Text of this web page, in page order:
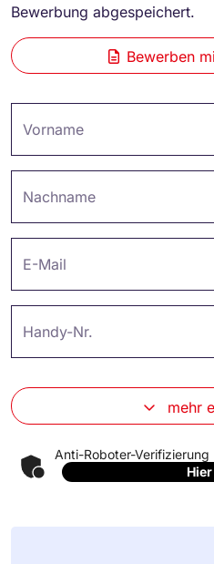
Bewerbung abgespeichert.
Bewerben
Vorname
Nachname
E-Mail
Handy-Nr.
mehr
Anti-Roboter-Verifizierung